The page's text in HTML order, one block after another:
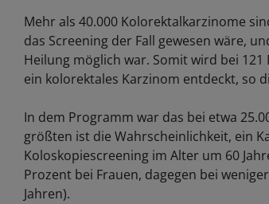
Mehr als 40.000 Kolorektalkarzinome
das Screening der Fall gewesen wäre,
Heilung möglich war. Somit wird bei
ein kolorektales Karzinom entdeckt, so
In dem Programm war das bei etwa
größten ist die Wahrscheinlichkeit, ein
Koloskopiescreening im Alter um 60
Prozent bei Frauen, dagegen bei
Jahren).